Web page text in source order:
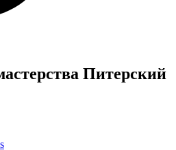
Питерский